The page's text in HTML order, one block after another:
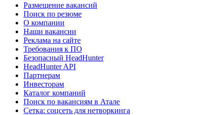
Размещение вакансий
Поиск по резюме
О компании
Наши вакансии
Реклама на сайте
Требования к ПО
Безопасный HeadHunter
HeadHunter API
Партнерам
Инвесторам
Каталог компаний
Поиск по вакансиям в Атале
Сетка: соцсеть для нетворкинга